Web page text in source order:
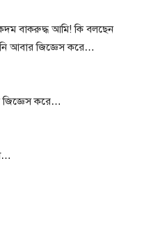
বাকরুদ্ধ আমি! কি বলছেন
আবার জিজ্ঞেস করে…
জিজ্ঞেস করে…